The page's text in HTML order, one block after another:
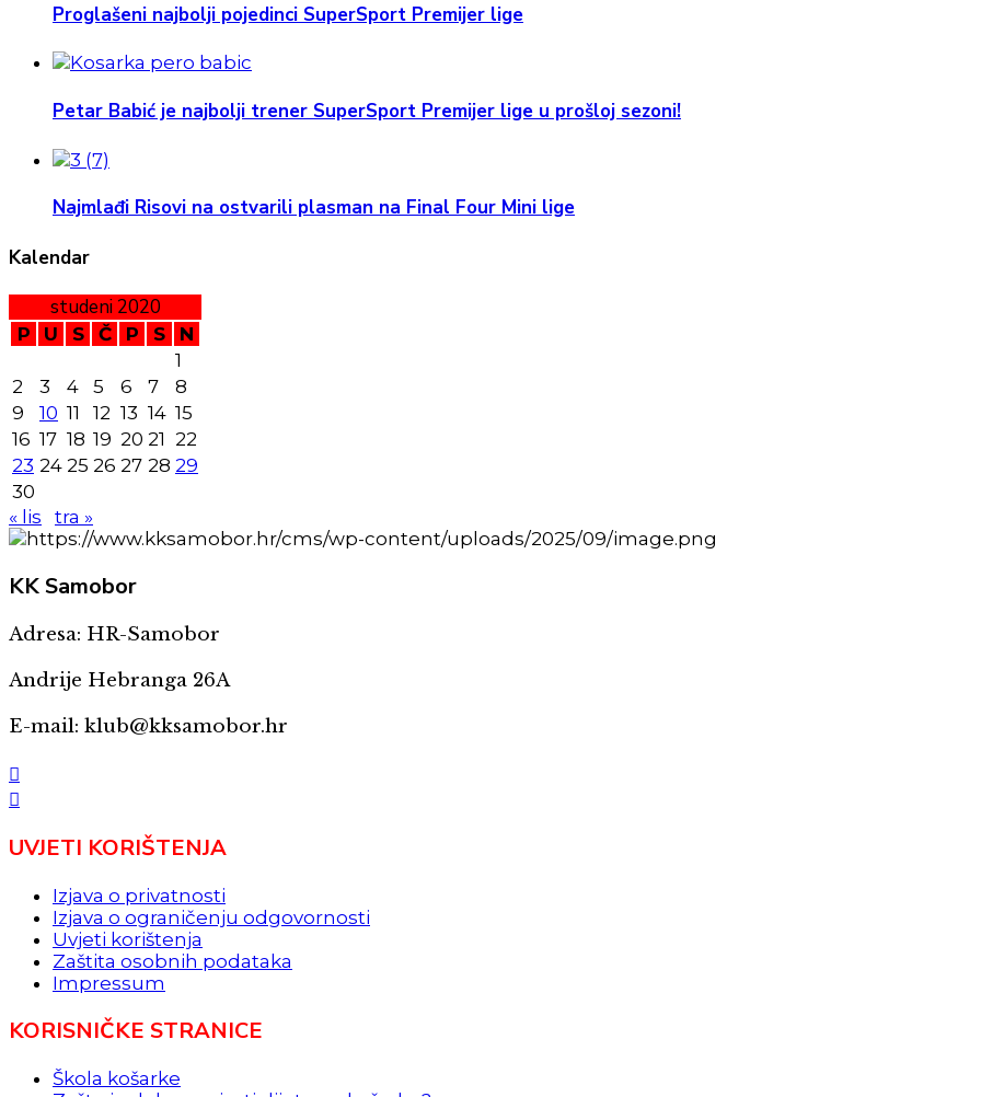
Proglašeni najbolji pojedinci SuperSport Premijer lige
Petar Babić je najbolji trener SuperSport Premijer lige u prošloj sezoni!
Najmlađi Risovi na ostvarili plasman na Final Four Mini lige
Kalendar
studeni 2020
P U S Č P S
N
1
2
3 4 5 6 7
8
9
10 11 12 13 14 15
16 17 18 19 20 21 22
23 24 25 26 27 28 29
30
« lis
tra »
KKSamobor
Adresa: HR-Samobor
Andrije Hebranga 26A
E-mail: klub@kksamobor.hr
UVJETI KORIŠTENJA
Izjava o privatnosti
Izjava o ograničenju odgovornosti
Uvjeti korištenja
Zaštita osobnih podataka
Impressum
KORISNIČKE STRANICE
Škola košarke